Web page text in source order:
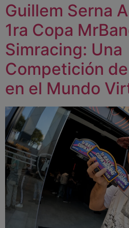
Guillem Serna
1ra Copa
Simracing: Una
Competición
en el Mundo